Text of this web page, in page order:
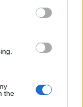
the
több
a szintén
nevű